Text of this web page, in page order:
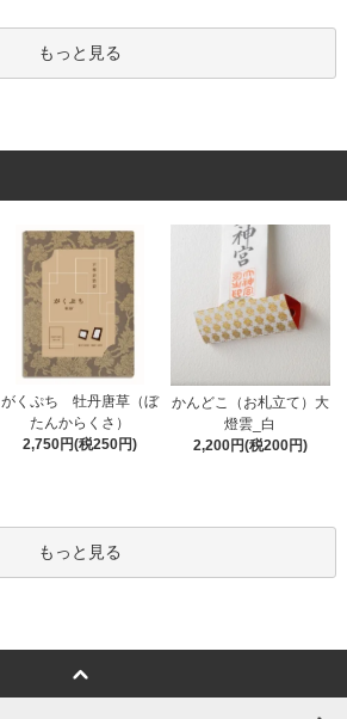
もっと見る
がくぷち 牡丹唐草（ぼ
たんからくさ）
2,750円(税250円)
かんどこ（お札立て）大
燈雲_白
2,200円(税200円)
もっと見る